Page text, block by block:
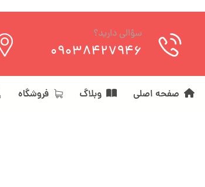
سؤالی دارید؟
09038427946
صفحه اصلی وبلاگ فروشگاه